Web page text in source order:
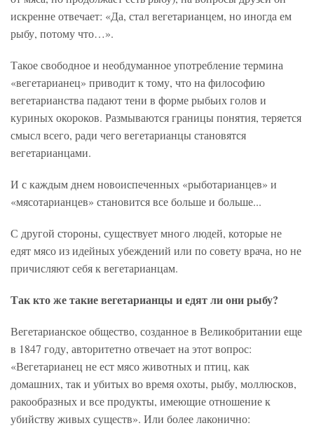
искренне отвечает: «Да, стал вегетарианцем, но иногда ем
рыбу, потому что…».
Такое свободное и необдуманное употребление термина
«вегетарианец» приводит к тому, что на философию
вегетарианства падают тени в форме рыбьих голов и
куриных окороков. Размываются границы понятия, теряется
смысл всего, ради чего вегетарианцы становятся
вегетарианцами.
И с каждым днем новоиспеченных «рыботарианцев» и
«мясотарианцев» становится все больше и больше...
С другой стороны, существует много людей, которые не
едят мясо из идейных убеждений или по совету врача, но не
причисляют себя к вегетарианцам.
Так кто же такие вегетарианцы и едят ли они рыбу?
Вегетарианское общество, созданное в Великобритании еще
в 1847 году, авторитетно отвечает на этот вопрос:
«Вегетарианец не ест мясо животных и птиц, как
домашних, так и убитых во время охоты, рыбу, моллюсков,
ракообразных и все продукты, имеющие отношение к
убийству живых существ». Или более лаконично: